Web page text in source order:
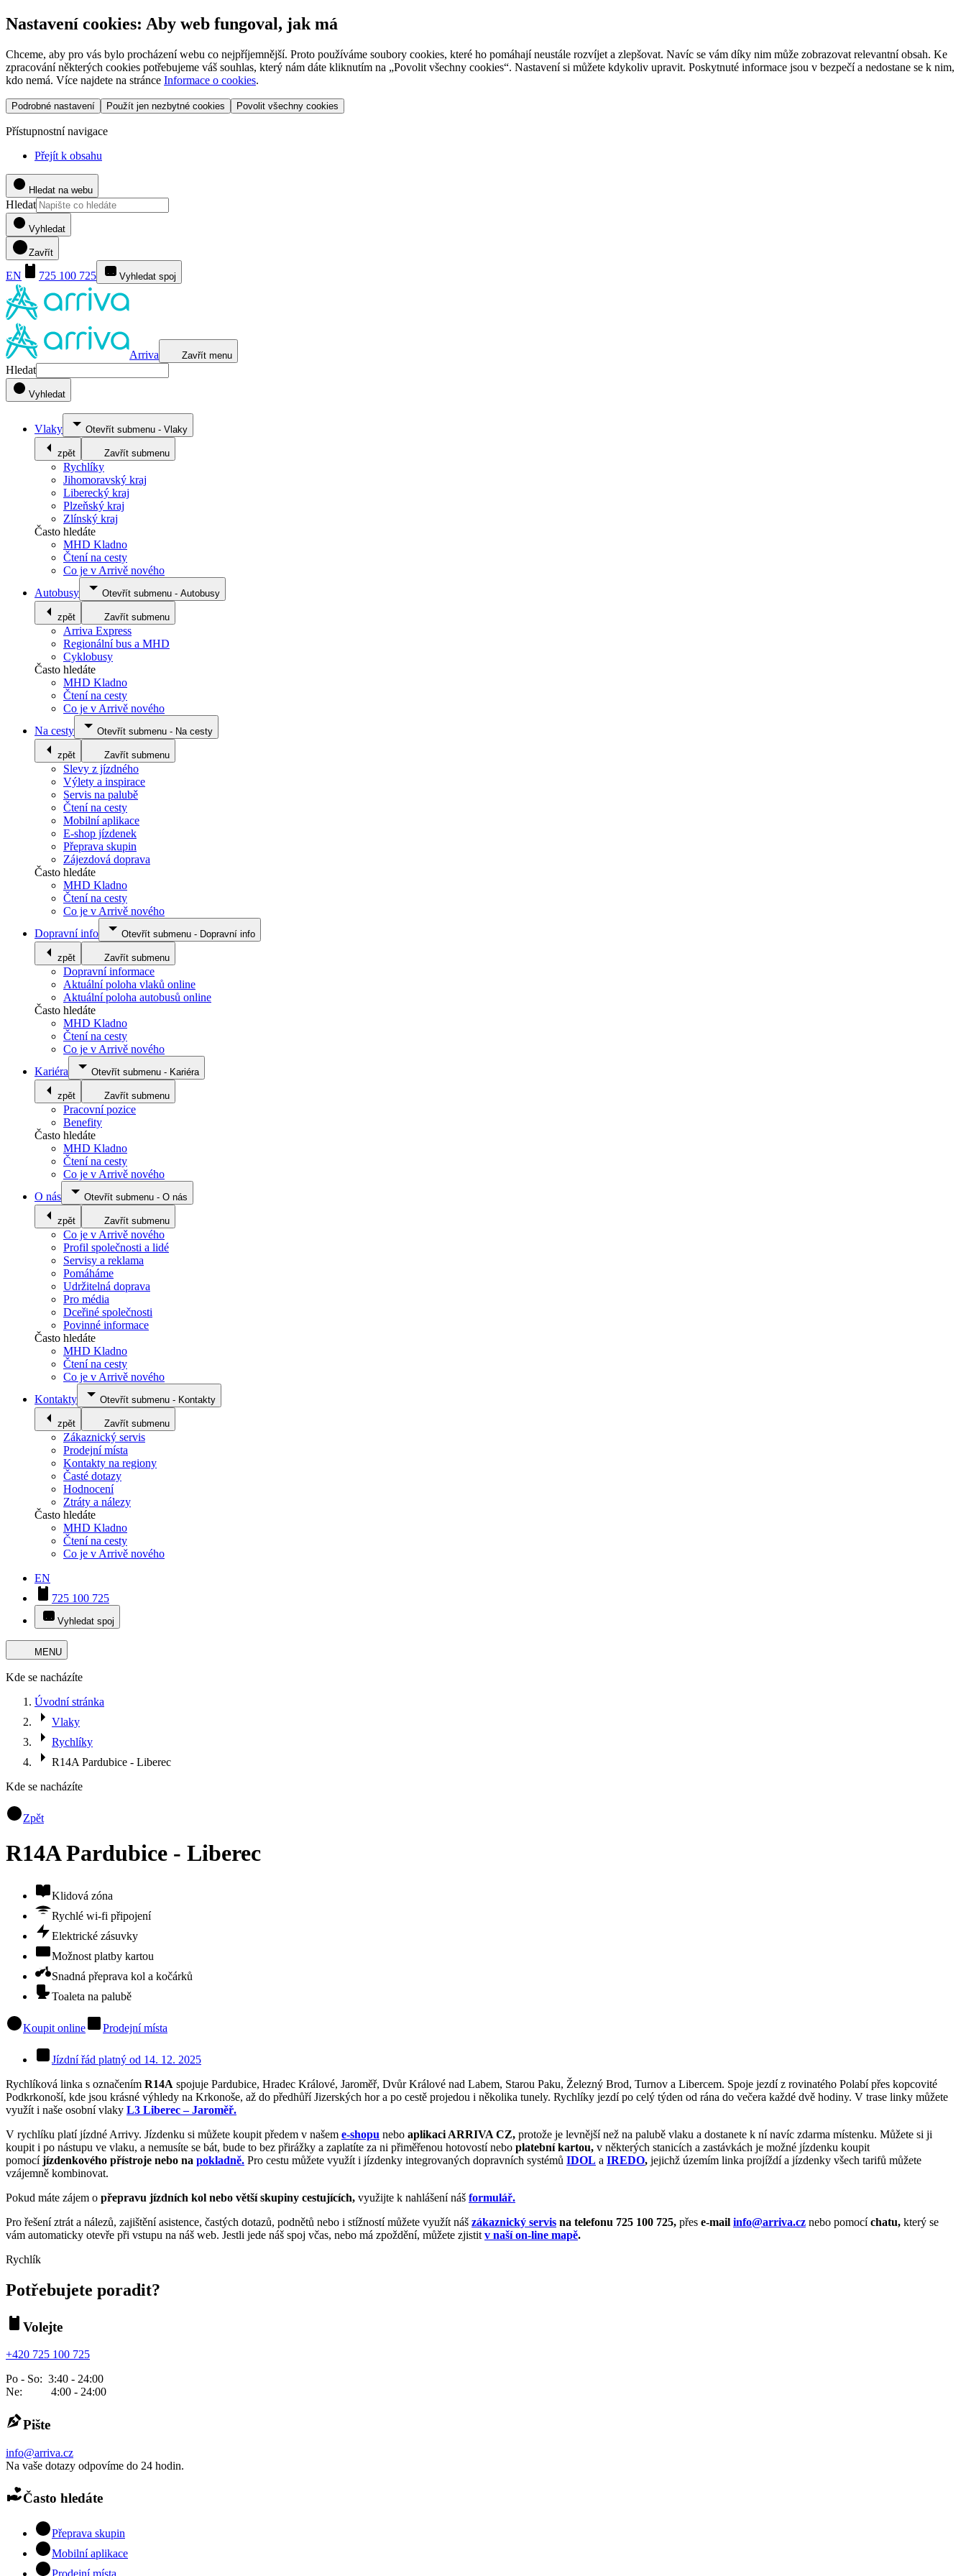
Nastavení cookies: Aby web fungoval, jak má
Chceme, aby pro vás bylo procházení webu co nejpříjemnější. Proto používáme soubory cookies, které ho pomáhají neustále rozvíjet a zlepšovat. Navíc se vám díky nim může zobrazovat relevantní obsah. Ke
zpracování některých cookies potřebujeme váš souhlas, který nám dáte kliknutím na „Povolit všechny cookies“. Nastavení si můžete kdykoliv upravit. Poskytnuté informace jsou v bezpečí a nedostane se k nim,
kdo nemá. Více najdete na stránce Informace o cookies.
Podrobné nastavení Použít jen nezbytné cookies Povolit všechny cookies
Přístupnostní navigace
Přejít k obsahu
Hledat na webu
Hledat
Vyhledat
Zavřít
EN 725 100 725 Vyhledat spoj
Arriva Zavřít menu
Hledat
Vyhledat
Vlaky Otevřít submenu - Vlaky
zpět Zavřít submenu
Rychlíky
Jihomoravský kraj
Liberecký kraj
Plzeňský kraj
Zlínský kraj
Často hledáte
MHD Kladno
Čtení na cesty
Co je v Arrivě nového
Autobusy
Otevřít submenu - Autobusy
zpět Zavřít submenu
Arriva Express
Regionální bus a MHD
Cyklobusy
Často hledáte
MHD Kladno
Čtení na cesty
Co je v Arrivě nového
Na cesty
Otevřít submenu - Na cesty
zpět Zavřít submenu
Slevy z jízdného
Výlety a inspirace
Servis na palubě
Čtení na cesty
Mobilní aplikace
E-shop jízdenek
Přeprava skupin
Zájezdová doprava
Často hledáte
MHD Kladno
Čtení na cesty
Co je v Arrivě nového
Dopravní info
Otevřít submenu - Dopravní info
zpět Zavřít submenu
Dopravní informace
Aktuální poloha vlaků online
Aktuální poloha autobusů online
Často hledáte
MHD Kladno
Čtení na cesty
Co je v Arrivě nového
Kariéra
Otevřít submenu - Kariéra
zpět Zavřít submenu
Pracovní pozice
Benefity
Často hledáte
MHD Kladno
Čtení na cesty
Co je v Arrivě nového
O nás
Otevřít submenu - O nás
zpět Zavřít submenu
Co je v Arrivě nového
Profil společnosti a lidé
Servisy a reklama
Pomáháme
Udržitelná doprava
Pro média
Dceřiné společnosti
Povinné informace
Často hledáte
MHD Kladno
Čtení na cesty
Co je v Arrivě nového
Kontakty
Otevřít submenu - Kontakty
zpět Zavřít submenu
Zákaznický servis
Prodejní místa
Kontakty na regiony
Časté dotazy
Hodnocení
Ztráty a nálezy
Často hledáte
MHD Kladno
Čtení na cesty
Co je v Arrivě nového
EN
725 100 725
Vyhledat spoj
MENU
Kde se nacházíte
Úvodní stránka
Vlaky
Rychlíky
R14A Pardubice - Liberec
Kde se nacházíte
Zpět
R14A Pardubice - Liberec
Klidová zóna
Rychlé wi-fi připojení
Elektrické zásuvky
Možnost platby kartou
Snadná přeprava kol a kočárků
Toaleta na palubě
Koupit online Prodejní místa
Jízdní řád platný od 14. 12. 2025
Rychlíková linka s označením R14A spojuje Pardubice, Hradec Králové, Jaroměř, Dvůr Králové nad Labem, Starou Paku, Železný Brod, Turnov a Libercem. Spoje jezdí z rovinatého Polabí přes kopcovité
Podkrkonoší, kde jsou krásné výhledy na Krkonoše, až do předhůří Jizerských hor a po cestě projedou i několika tunely. Rychlíky jezdí po celý týden od rána do večera každé dvě hodiny. V trase linky můžete
využít i naše osobní vlaky L3 Liberec – Jaroměř.
V rychlíku platí jízdné Arrivy. Jízdenku si můžete koupit předem v našem e-shopu nebo aplikaci ARRIVA CZ, protože je levnější než na palubě vlaku a dostanete k ní navíc zdarma místenku. Můžete si ji
koupit i po nástupu ve vlaku, a nemusíte se bát, bude to bez přirážky a zaplatíte za ni přiměřenou hotovostí nebo platební kartou, v některých stanicích a zastávkách je možné jízdenku koupit
pomocíjízdenkového přístroje nebo na pokladně. Pro cestu můžete využít i jízdenky integrovaných dopravních systémů IDOL a IREDO, jejichž územím linka projíždí a jízdenky všech tarifů můžete
vzájemně kombinovat.
Pokud máte zájem o přepravu jízdních kol nebo větší skupiny cestujících, využijte k nahlášení náš formulář.
Pro řešení ztrát a nálezů, zajištění asistence, častých dotazů, podnětů nebo i stížností můžete využít náš zákaznický servis na telefonu 725 100 725, přes e-mail info@arriva.cz nebo pomocíchatu, který se
vám automaticky otevře při vstupu na náš web. Jestli jede náš spoj včas, nebo má zpoždění, můžete zjistit v naší on-line mapě.
Rychlík
Potřebujete poradit?
Volejte
+420 725 100 725
Po - So: 3:40 - 24:00
Ne: 4:00 - 24:00
Pište
info@arriva.cz
Na vaše dotazy odpovíme do 24 hodin.
Často hledáte
Přeprava skupin
Mobilní aplikace
Prodejní místa